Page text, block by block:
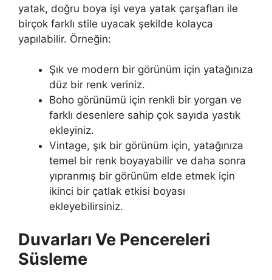
yatak, doğru boya işi veya yatak çarşafları ile
birçok farklı stile uyacak şekilde kolayca
yapılabilir. Örneğin:
Şık ve modern bir görünüm için yatağınıza
düz bir renk veriniz.
Boho görünümü için renkli bir yorgan ve
farklı desenlere sahip çok sayıda yastık
ekleyiniz.
Vintage, şık bir görünüm için, yatağınıza
temel bir renk boyayabilir ve daha sonra
yıpranmış bir görünüm elde etmek için
ikinci bir çatlak etkisi boyası
ekleyebilirsiniz.
Duvarları Ve Pencereleri
Süsleme